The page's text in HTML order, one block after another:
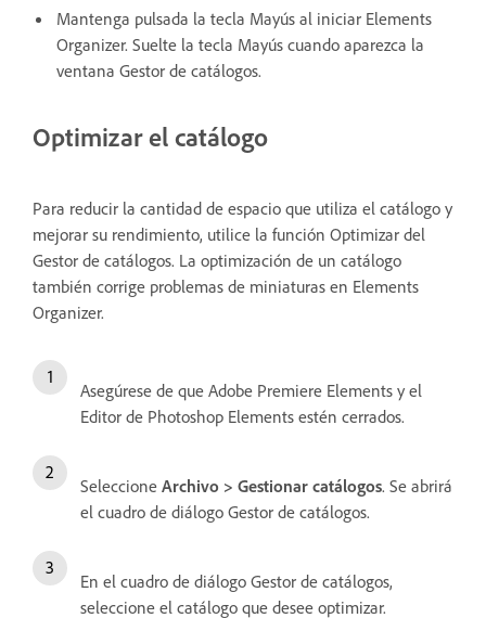
Mantenga pulsada la tecla Mayús al iniciar Elements
Organizer. Suelte la tecla Mayús cuando aparezca la
ventana Gestor de catálogos.
Optimizar el catálogo
Para reducir la cantidad de espacio que utiliza el catálogo y
mejorar su rendimiento, utilice la función Optimizar del
Gestor de catálogos. La optimización de un catálogo
también corrige problemas de miniaturas en Elements
Organizer.
Asegúrese de que Adobe Premiere Elements y el
Editor de Photoshop Elements estén cerrados.
Seleccione Archivo > Gestionar catálogos. Se abrirá
el cuadro de diálogo Gestor de catálogos.
En el cuadro de diálogo Gestor de catálogos,
seleccione el catálogo que desee optimizar.